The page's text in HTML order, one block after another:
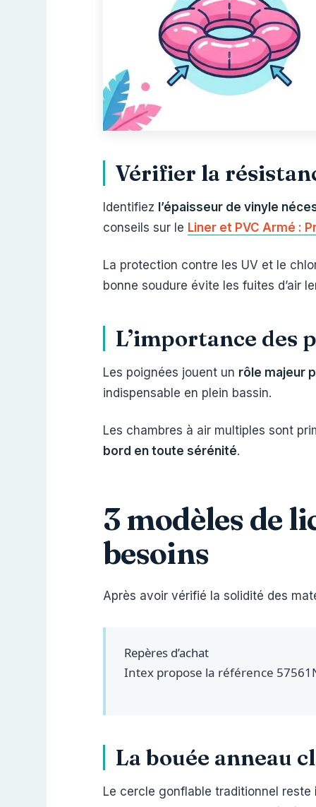
Vérifier la
Identifiez l’épaisseur de vinyle
conseils sur le Liner et PVC Armé :
La protection contre les UV et le
bonne soudure évite les fuites d’air
L’importance des
Les poignées jouent un rôle majeur
indispensable en plein bassin.
Les chambres à air multiples sont
bord en toute sérénité.
3 modèles de
besoins
Après avoir vérifié la solidité des
Repères d’achat
Intex propose la référence
La bouée anneau
Le cercle gonflable traditionnel reste